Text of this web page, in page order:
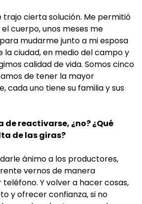
trajo cierta solución. Me permitió
cuerpo, unos meses me
mudarme junto a mi esposa
la ciudad, en medio del campo y
calidad de vida. Somos cinco
de tener la mayor
cada uno tiene su familia y sus
de reactivarse, ¿no? ¿Qué
de las giras?
ánimo a los productores,
vernos de manera
Y volver a hacer cosas,
y ofrecer confianza, si no